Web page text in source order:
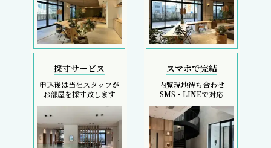
採寸サービス
申込後は当社スタッフが
お部屋を採寸致します
スマホで完結
内覧現地待ち合わせ
SMS・LINEで対応